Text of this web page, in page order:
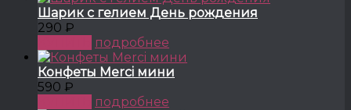
Шарик с гелием День рождения
290 ₽
подробнее
Конфеты Merci мини
590 ₽
подробнее